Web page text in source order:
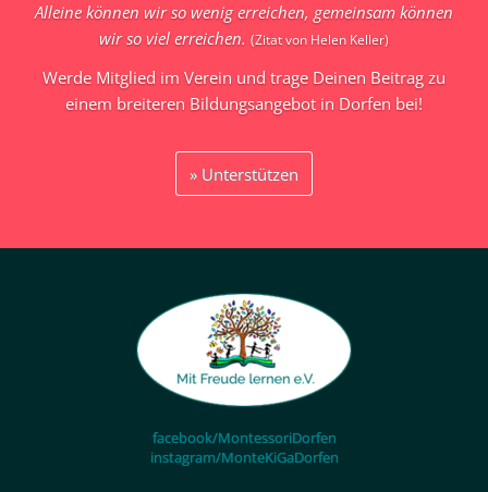
Alleine können wir so wenig erreichen, gemeinsam können
wir so viel erreichen. (Zitat von Helen Keller)
Werde Mitglied im Verein und trage Deinen Beitrag zu
einem breiteren Bildungsangebot in Dorfen bei!
» Unterstützen
facebook/MontessoriDorfen
instagram/MonteKiGaDorfen